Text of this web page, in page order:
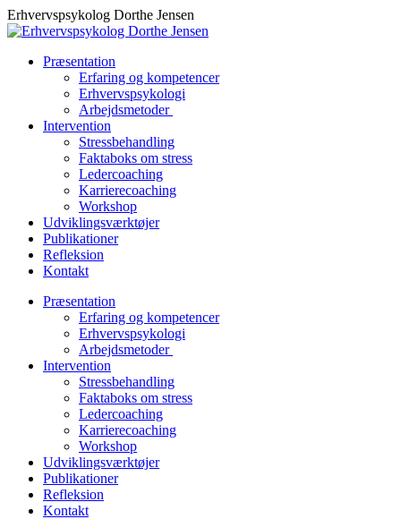
Skip
to
Erhvervspsykolog Dorthe Jensen
Præsentation
Erfaring og kompetencer
Erhvervspsykologi
Arbejdsmetoder
Intervention
Stressbehandling
Faktaboks om stress
Ledercoaching
Karrierecoaching
Workshop
Udviklingsværktøjer
Publikationer
Refleksion
Kontakt
Præsentation
Erfaring og kompetencer
Erhvervspsykologi
Arbejdsmetoder
Intervention
Stressbehandling
Faktaboks om stress
Ledercoaching
Karrierecoaching
Workshop
Udviklingsværktøjer
Publikationer
Refleksion
Kontakt